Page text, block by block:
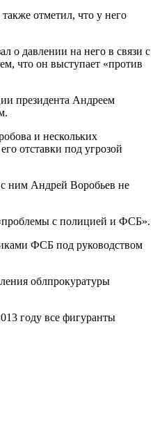
отметил, что у него
о давлении на него в связи с
что он выступает «против
президента Андреем
и нескольких
отставки под угрозой
с ним Андрей Воробьев не
«проблемы с полицией и ФСБ».
ФСБ под руководством
облпрокуратуры
году все фигуранты